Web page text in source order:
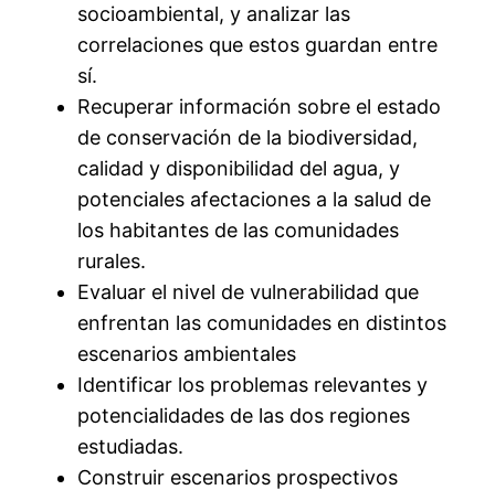
socioambiental, y analizar las
correlaciones que estos guardan entre
sí.
Recuperar información sobre el estado
de conservación de la biodiversidad,
calidad y disponibilidad del agua, y
potenciales afectaciones a la salud de
los habitantes de las comunidades
rurales.
Evaluar el nivel de vulnerabilidad que
enfrentan las comunidades en distintos
escenarios ambientales
Identificar los problemas relevantes y
potencialidades de las dos regiones
estudiadas.
Construir escenarios prospectivos